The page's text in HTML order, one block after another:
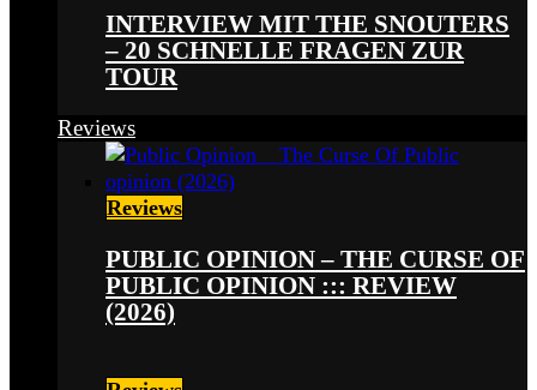
INTERVIEW MIT THE SNOUTERS
– 20 SCHNELLE FRAGEN ZUR
TOUR
Reviews
Reviews
PUBLIC OPINION – THE CURSE OF
PUBLIC OPINION ::: REVIEW
(2026)